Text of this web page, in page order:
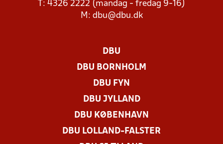
T: 4326 2222 (mandag - fredag 9-16)
M: dbu@dbu.dk
DBU
DBU BORNHOLM
DBU FYN
DBU JYLLAND
DBU KØBENHAVN
DBU LOLLAND-FALSTER